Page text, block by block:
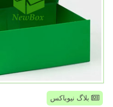
بلاگ نیوباکس